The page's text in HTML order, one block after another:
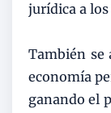
jurídica a
También se
economía
ganando el